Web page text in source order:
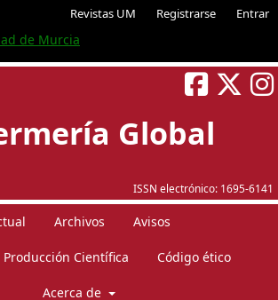
Revistas UM Registrarse Entrar
ISSN electrónico: 1695-6141
Global
Archivos Avisos
Científica Código ético
Acerca de